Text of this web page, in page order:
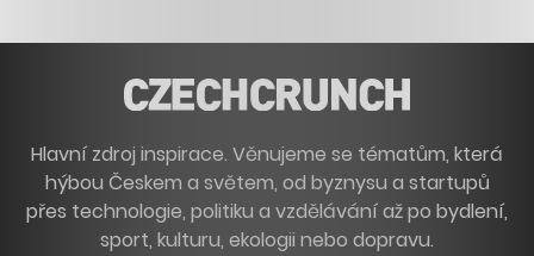
Hlavní zdroj inspirace. Věnujeme se tématům, která
hýbou Českem a světem, od byznysu a startupů
přes technologie, politiku a vzdělávání až po bydlení,
sport, kulturu, ekologii nebo dopravu.